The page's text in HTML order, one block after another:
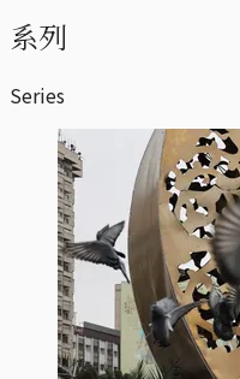
系列
Series